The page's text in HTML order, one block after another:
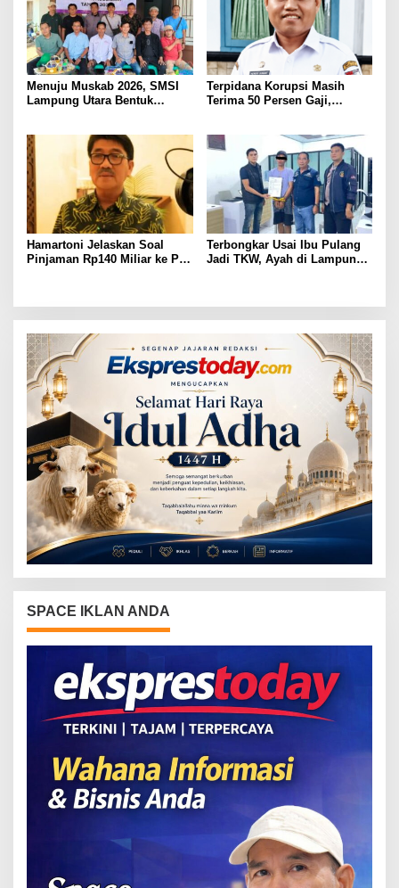
Menuju Muskab 2026, SMSI
Lampung Utara Bentuk
Terpidana Korupsi Masih
Terima 50 Persen Gaji,
Hamartoni Jelaskan Soal
Pinjaman Rp140 Miliar ke PT
Terbongkar Usai Ibu Pulang
Jadi TKW, Ayah di Lampung
SPACE IKLAN ANDA